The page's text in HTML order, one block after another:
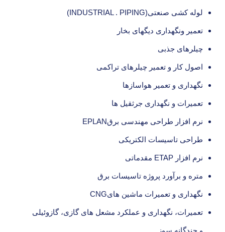
لوله کشی صنعتی(INDUSTRIAL . PIPING)
تعمیر ونگهداری دیگهای بخار
چیلرهای جذبی
اصول کار و تعمیر چیلرهای تراکمی
نگهداری و تعمیر هواسازها
تعمیرات و نگهداری جرثقیل ها
نرم افزار طراحی مهندسی برقEPLAN
طراحی تاسیسات الکتریکی
نرم افزار ETAP مقدماتی
متره و برآورد پروژه تاسیسات برق
نگهداری و تعمیرات ماشین هایCNG
تعمیرات، نگهداری و عملکرد مشعل های گازی، گازوئیلی
و چندگانه سوز